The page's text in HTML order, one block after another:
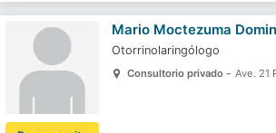
Mario Moctezuma
Otorrinolaringólogo
Consultorio privado - Ave. 21